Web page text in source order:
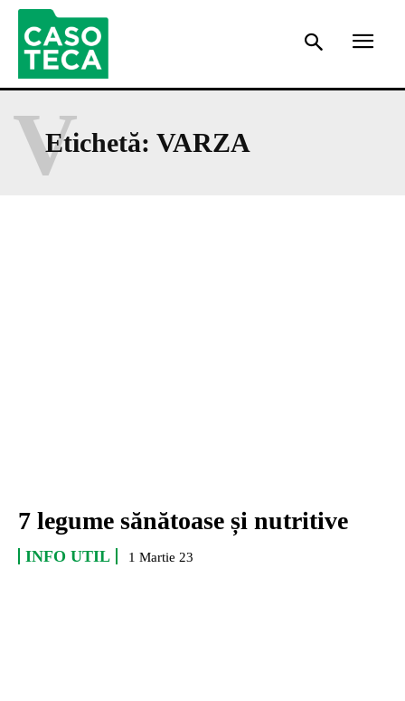
Etichetă: VARZA
V
7 legume sănătoase și nutritive
INFO UTIL 1 Martie 23